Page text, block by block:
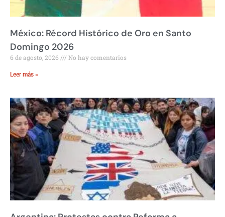
México: Récord Histórico de Oro en Santo
Domingo 2026
6 de agosto, 2026 No hay comentarios
Leer más »